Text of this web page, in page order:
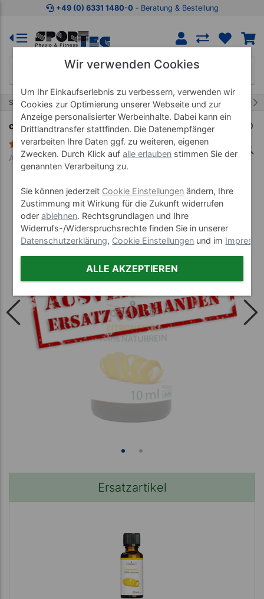
Zum Kaufbereich springen Zur Produktbeschreibung
+49 (0) 6331 1480-0 ‐ Beratung & Bestellung
Start Therapiebedarf Präparate 122/457
cosiMed Ätherisches Öl Zitrone, 10 ml
1 Bewertung
Art-Nr. 24095
Ersatzartikel
Wir verwenden Cookies
Um Ihr Einkaufserlebnis zu verbessern, verwenden wir
Cookies zur Optimierung unserer Webseite und zur
Anzeige personalisierter Werbeinhalte. Dabei kann ein
Drittlandtransfer stattfinden. Die Datenempfänger
verarbeiten Ihre Daten ggf. zu weiteren, eigenen
Zwecken. Durch Klick aufalle erlauben stimmen Sie der
genannten Verarbeitung zu.
Sie können jederzeit Cookie Einstellungen ändern, Ihre
Zustimmung mit Wirkung für die Zukunft widerrufen
oderablehnen. Rechtsgrundlagen und Ihre
Widerrufs-/Widerspruchsrechte finden Sie in unserer
Datenschutzerklärung, Cookie Einstellungen und im
ALLE AKZEPTIEREN